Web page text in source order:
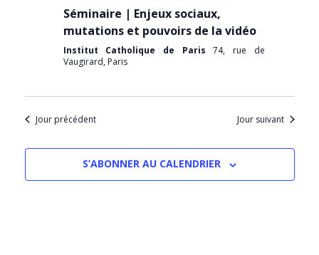
Séminaire | Enjeux sociaux,
mutations et pouvoirs de la vidéo
Institut Catholique de Paris74, rue de
Vaugirard, Paris
Jour précédent Jour suivant
S’ABONNER AU CALENDRIER